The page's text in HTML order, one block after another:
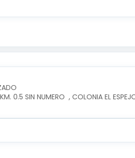
0.5 SIN NUMERO  , COLONIA EL